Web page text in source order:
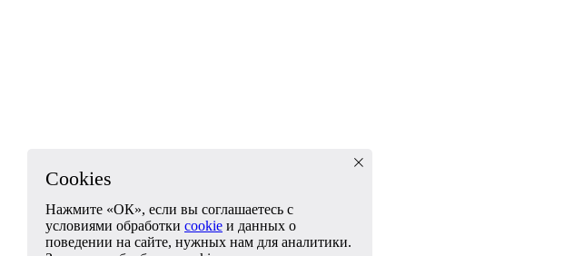
Cookies
Нажмите «ОК», если вы соглашаетесь с
условиями обработки cookie и данных о
поведении на сайте, нужных нам для аналитики.